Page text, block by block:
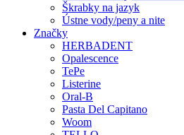
Škrabky na jazyk
Ústne vody/peny a nite
Značky
HERBADENT
Opalescence
TePe
Listerine
Oral-B
Pasta Del Capitano
Woom